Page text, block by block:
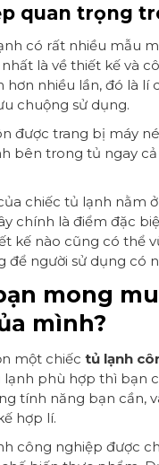
quan trọng
có rất nhiều mẫu
là về thiết kế và
hơn nhiều lần, đó là lí
chuộng sử dụng.
được trang bị máy
bên trong tủ ngay
chiếc tủ lạnh nằm
chính là điểm đặc
kế nào cũng có
để người sử dụng có
mong
mình?
một chiếc tủ lạnh
phù hợp thì bạn
tính năng bạn cần,
hợp lí.
công nghiệp được